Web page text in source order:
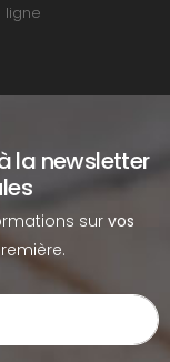
ligne
la newsletter
sur vos